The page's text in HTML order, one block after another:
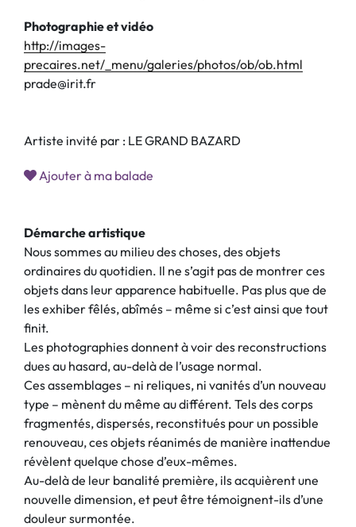
Photographie et vidéo
http://images-
precaires.net/_menu/galeries/photos/ob/ob.html
prade@irit.fr
Artiste invité par : LE GRAND BAZARD
Ajouter à ma balade
Démarche artistique
Nous sommes au milieu des choses, des objets
ordinaires du quotidien. Il ne s’agit pas de montrer ces
objets dans leur apparence habituelle. Pas plus que de
les exhiber fêlés, abîmés – même si c’est ainsi que tout
finit.
Les photographies donnent à voir des reconstructions
dues au hasard, au-delà de l’usage normal.
Ces assemblages – ni reliques, ni vanités d’un nouveau
type – mènent du même au différent. Tels des corps
fragmentés, dispersés, reconstitués pour un possible
renouveau, ces objets réanimés de manière inattendue
révèlent quelque chose d’eux-mêmes.
Au-delà de leur banalité première, ils acquièrent une
nouvelle dimension, et peut être témoignent-ils d’une
douleur surmontée.